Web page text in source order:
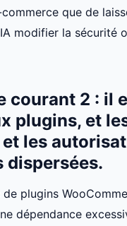
que de
modifier la sécurité
courant 2 : il
plugins, et
les
dispersées.
plugins
dépendance